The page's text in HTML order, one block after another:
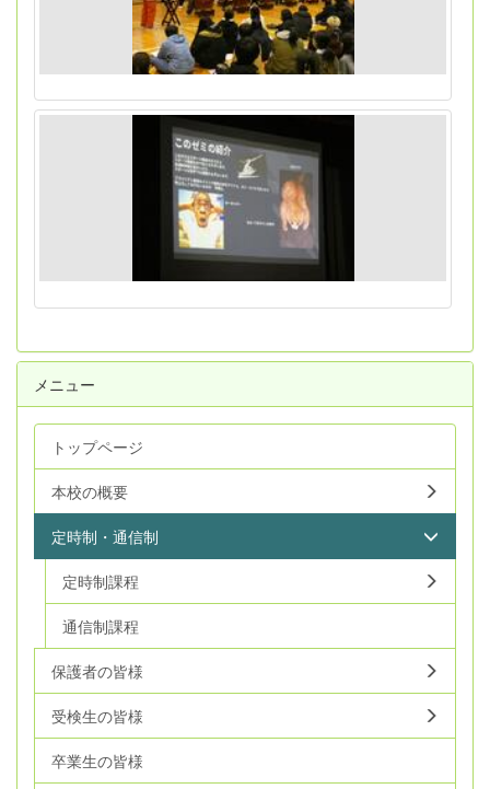
メニュー
トップページ
本校の概要
定時制・通信制
定時制課程
通信制課程
保護者の皆様
受検生の皆様
卒業生の皆様